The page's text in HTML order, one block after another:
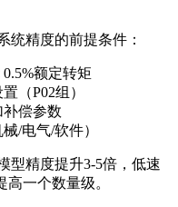
统精度的前提条件：
额定转矩
（P02组）
偿参数
/电气/软件）
型精度提升3-5倍，低速
一个数量级。